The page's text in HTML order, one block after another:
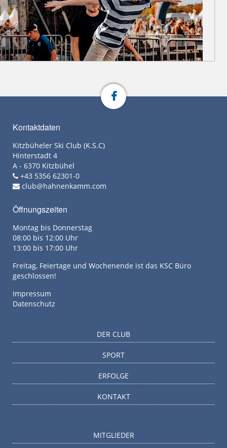
Kontaktdaten
Kitzbüheler Ski Club (K.S.C)
Hinterstadt 4
A - 6370 Kitzbühel
+43 5356 62301-0
club@hahnenkamm.com
Öffnungszeiten
Montag bis Donnerstag
08:00 bis 12:00 Uhr
13:00 bis 17:00 Uhr
Freitag, Feiertage und Wochenende ist das KSC Büro
geschlossen!
Impressum
Datenschutz
DER CLUB
SPORT
ERFOLGE
KONTAKT
MITGLIEDER